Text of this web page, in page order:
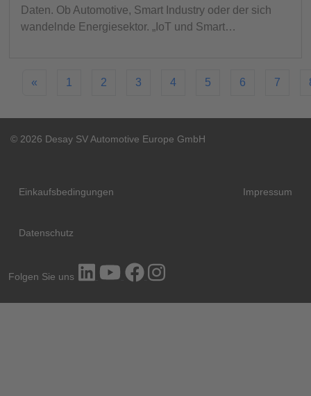
Daten. Ob Automotive, Smart Industry oder der sich
wandelnde Energiesektor. „IoT und Smart…
« 1 2 3 4 5 6 7
© 2026 Desay SV Automotive Europe GmbH
Einkaufsbedingungen Impressum
Datenschutz
Folgen Sie uns